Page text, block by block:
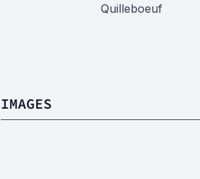
Quilleboeuf
IMAGES